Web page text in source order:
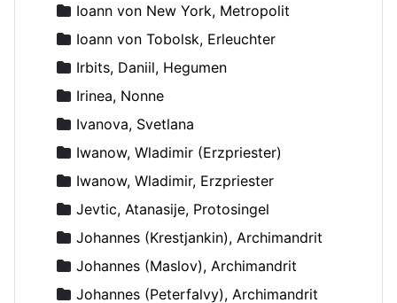
Ioann von New York, Metropolit
Ioann von Tobolsk, Erleuchter
Irbits, Daniil, Hegumen
Irinea, Nonne
Ivanova, Svetlana
Iwanow, Wladimir (Erzpriester)
Iwanow, Wladimir, Erzpriester
Jevtic, Atanasije, Protosingel
Johannes (Krestjankin), Archimandrit
Johannes (Maslov), Archimandrit
Johannes (Peterfalvy), Archimandrit